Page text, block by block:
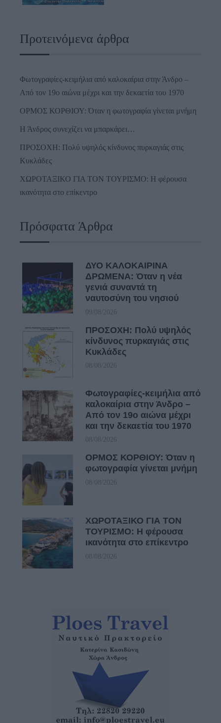
Προτεινόμενα άρθρα
Φωτογραφίες-κειμήλια από καλοκαίρια στην Άνδρο –
Από τον 19ο αιώνα μέχρι και την δεκαετία του 1970
ΟΡΜΟΣ ΚΟΡΘΙΟΥ: Όταν η φωτογραφία γίνεται μνήμη
Η Άνδρος συνεχίζει να μπαρκάρει…
ΠΡΟΣΟΧΗ: Πολύ υψηλός κίνδυνος πυρκαγιάς στις
Κυκλάδες
ΧΩΡΟΤΑΞΙΚΟ ΓΙΑ ΤΟΝ ΤΟΥΡΙΣΜΟ: Η φέρουσα
ικανότητα στο επίκεντρο
Πρόσφατα Άρθρα
ΔΥΟ ΚΑΛΟΚΑΙΡΙΝΑ
ΔΡΩΜΕΝΑ: Όταν η νέα
γενιά συναντά τη
ναυτοσύνη του νησιού
09/08/2026
ΠΡΟΣΟΧΗ: Πολύ υψηλός
κίνδυνος πυρκαγιάς στις
Κυκλάδες
08/08/2026
Φωτογραφίες-κειμήλια από
καλοκαίρια στην Άνδρο –
Από τον 19ο αιώνα μέχρι
και την δεκαετία του 1970
08/08/2026
ΟΡΜΟΣ ΚΟΡΘΙΟΥ: Όταν η
φωτογραφία γίνεται μνήμη
08/08/2026
ΧΩΡΟΤΑΞΙΚΟ ΓΙΑ ΤΟΝ
ΤΟΥΡΙΣΜΟ: Η φέρουσα
ικανότητα στο επίκεντρο
08/08/2026